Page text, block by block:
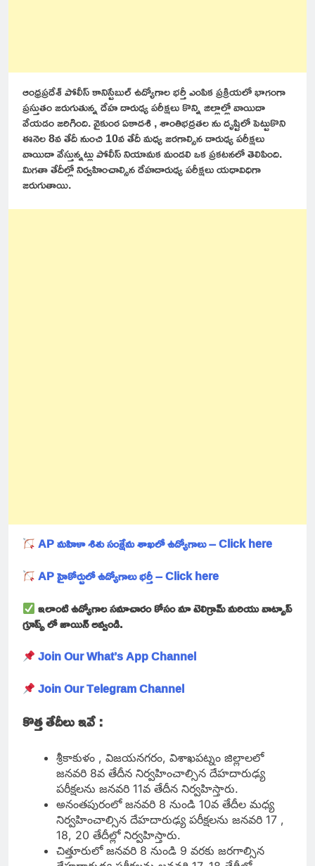
ఆంధ్రప్రదేశ్ పోలీస్ కానిస్టేబుల్ ఉద్యోగాల భర్తీ ఎంపిక ప్రక్రియలో భాగంగా
ప్రస్తుతం జరుగుతున్న దేహ దారుఢ్య పరీక్షలు కొన్ని జిల్లాల్లో వాయిదా
వేయడం జరిగింది. వైకుంఠ ఏకాదశి , శాంతిభద్రతల ను దృష్టిలో పెట్టుకొని
ఈనెల 8వ తేదీ నుంచి 10వ తేదీ మధ్య జరగాల్సిన దారుఢ్య పరీక్షలు
వాయిదా వేస్తున్నట్లు పోలీస్ నియామక మండలి ఒక ప్రకటనలో తెలిపింది.
మిగతా తేదీల్లో నిర్వహించాల్సిన దేహదారుఢ్య పరీక్షలు యధావిధిగా
జరుగుతాయి.
AP మహిళా శిశు సంక్షేమ శాఖలో ఉద్యోగాలు – Click here
AP హైకోర్టులో ఉద్యోగాలు భర్తీ – Click here
ఇలాంటి ఉద్యోగాల సమాచారం కోసం మా టెలిగ్రామ్ మరియు వాట్సాప్
గ్రూప్స్ లో జాయిన్ అవ్వండి.
Join Our What’s App Channel
Join Our Telegram Channel
కొత్త తేదీలు ఇవే :
శ్రీకాకుళం , విజయనగరం, విశాఖపట్నం జిల్లాలలో
జనవరి 8వ తేదీన నిర్వహించాల్సిన దేహదారుఢ్య
పరీక్షలను జనవరి 11వ తేదీన నిర్వహిస్తారు.
అనంతపురంలో జనవరి 8 నుండి 10వ తేదీల మధ్య
నిర్వహించాల్సిన దేహదారుఢ్య పరీక్షలను జనవరి 17 ,
18, 20 తేదీల్లో నిర్వహిస్తారు.
చిత్తూరులో జనవరి 8 నుండి 9 వరకు జరగాల్సిన